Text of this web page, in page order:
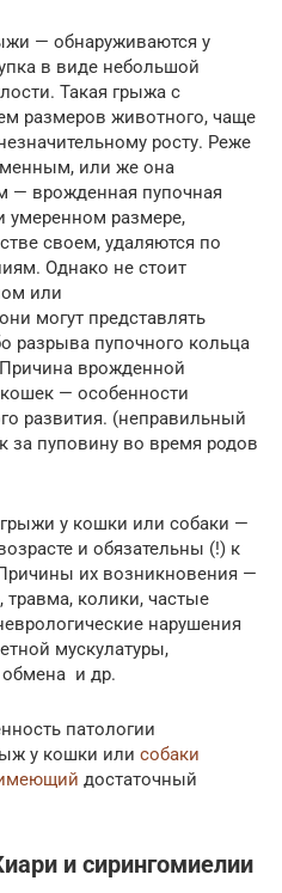
— обнаруживаются у
в виде небольшой
Такая грыжа с
размеров животного, чаще
росту. Реже
или же она
— врожденная пупочная
умеренном размере,
своем, удаляются по
Однако не стоит
или
могут представлять
разрыва пупочного кольца
врожденной
— особенности
развития. (неправильный
пуповину во время родов
у кошки или собаки —
и обязательны (!) к
их возникновения —
травма, колики, частые
нарушения
мускулатуры,
обмена и др.
патологии
у кошки или собаки
достаточный
и сирингомиелии